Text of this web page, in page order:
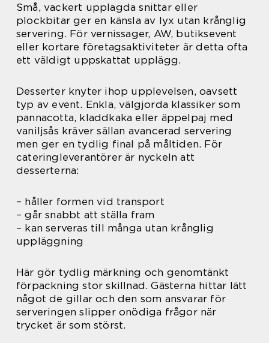
Små, vackert upplagda snittar eller
plockbitar ger en känsla av lyx utan krånglig
servering. För vernissager, AW, butiksevent
eller kortare företagsaktiviteter är detta ofta
ett väldigt uppskattat upplägg.
Desserter knyter ihop upplevelsen, oavsett
typ av event. Enkla, välgjorda klassiker som
pannacotta, kladdkaka eller äppelpaj med
vaniljsås kräver sällan avancerad servering
men ger en tydlig final på måltiden. För
cateringleverantörer är nyckeln att
desserterna:
– håller formen vid transport
– går snabbt att ställa fram
– kan serveras till många utan krånglig
uppläggning
Här gör tydlig märkning och genomtänkt
förpackning stor skillnad. Gästerna hittar lätt
något de gillar och den som ansvarar för
serveringen slipper onödiga frågor när
trycket är som störst.